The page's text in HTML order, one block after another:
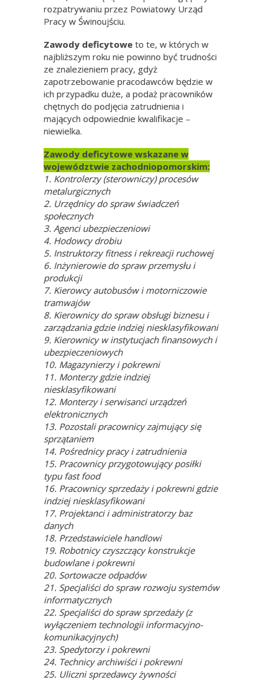
rozpatrywaniu przez Powiatowy Urząd
Pracy w Świnoujściu.
Zawody deficytowe to te, w których w
najbliższym roku nie powinno być trudności
ze znalezieniem pracy, gdyż
zapotrzebowanie pracodawców będzie w
ich przypadku duże, a podaż pracowników
chętnych do podjęcia zatrudnienia i
mających odpowiednie kwalifikacje –
niewielka.
Zawody deficytowe wskazane w
województwie zachodniopomorskim:
1. Kontrolerzy (sterowniczy) procesów
metalurgicznych
2. Urzędnicy do spraw świadczeń
społecznych
3. Agenci ubezpieczeniowi
4. Hodowcy drobiu
5. Instruktorzy fitness i rekreacji ruchowej
6. Inżynierowie do spraw przemysłu i
produkcji
7. Kierowcy autobusów i motorniczowie
tramwajów
8. Kierownicy do spraw obsługi biznesu i
zarządzania gdzie indziej niesklasyfikowani
9. Kierownicy w instytucjach finansowych i
ubezpieczeniowych
10. Magazynierzy i pokrewni
11. Monterzy gdzie indziej
niesklasyfikowani
12. Monterzy i serwisanci urządzeń
elektronicznych
13. Pozostali pracownicy zajmujący się
sprzątaniem
14. Pośrednicy pracy i zatrudnienia
15. Pracownicy przygotowujący posiłki
typu fast food
16. Pracownicy sprzedaży i pokrewni gdzie
indziej niesklasyfikowani
17. Projektanci i administratorzy baz
danych
18. Przedstawiciele handlowi
19. Robotnicy czyszczący konstrukcje
budowlane i pokrewni
20. Sortowacze odpadów
21. Specjaliści do spraw rozwoju systemów
informatycznych
22. Specjaliści do spraw sprzedaży (z
wyłączeniem technologii informacyjno-
komunikacyjnych)
23. Spedytorzy i pokrewni
24. Technicy archiwiści i pokrewni
25. Uliczni sprzedawcy żywności